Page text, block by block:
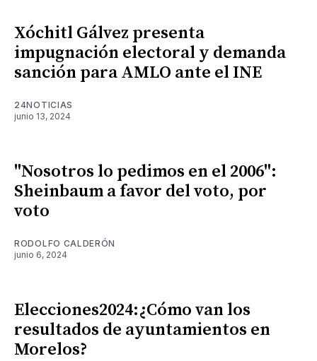
Xóchitl Gálvez presenta
impugnación electoral y demanda
sanción para AMLO ante el INE
24NOTICIAS
junio 13, 2024
"Nosotros lo pedimos en el 2006":
Sheinbaum a favor del voto, por
voto
RODOLFO CALDERÓN
junio 6, 2024
Elecciones2024:¿Cómo van los
resultados de ayuntamientos en
Morelos?